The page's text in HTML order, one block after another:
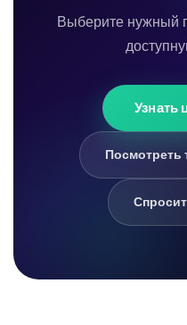
Выберите нужный
Узнать
Посмотреть